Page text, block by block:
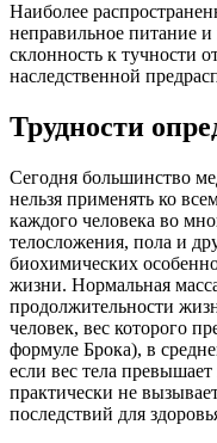
Наиболее
неправильное питание
склонность к тучности
наследственной
Трудности
Сегодня большинство
нельзя применять ко
каждого человека во
телосложения, пола и
биохимических
жизни. Нормальная
продолжительности
человек, вес которого
формуле Брока), в
если вес тела
практически не
последствий для